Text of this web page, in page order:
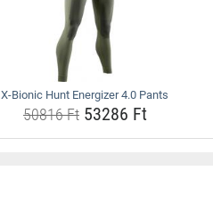
X-Bionic Hunt Energizer 4.0 Pants
50816 Ft53286 Ft